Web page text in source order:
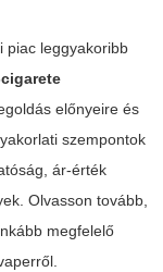
piac leggyakoribb
előnyeire és
szempontok
ár-érték
Olvasson tovább,
megfelelő